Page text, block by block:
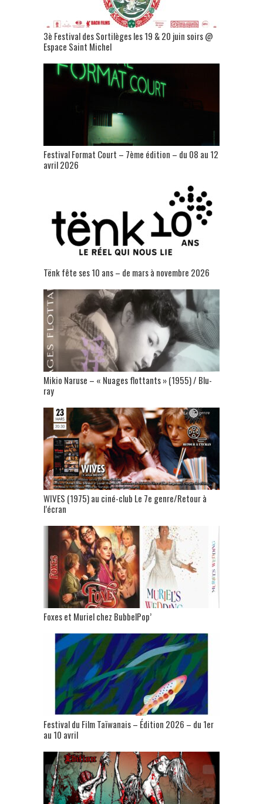
3è Festival des Sortilèges les 19 & 20 juin soirs @
Espace Saint Michel
Festival Format Court – 7ème édition – du 08 au 12
avril 2026
Tënk fête ses 10 ans – de mars à novembre 2026
Mikio Naruse – « Nuages flottants » (1955) / Blu-
ray
WIVES (1975) au ciné-club Le 7e genre/Retour à
l’écran
Foxes et Muriel chez BubbelPop’
Festival du Film Taïwanais – Édition 2026 – du 1er
au 10 avril